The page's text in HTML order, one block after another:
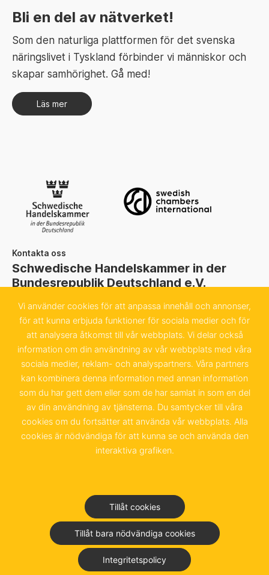
Bli en del av nätverket!
Som den naturliga plattformen för det svenska
näringslivet i Tyskland förbinder vi människor och
skapar samhörighet. Gå med!
Läs mer
Kontakta oss
Schwedische Handelskammer in der
Bundesrepublik Deutschland e.V.
Sachsenstraße 6
20097 Hamburg
+49 40 655 874 0
info@schwedenkammer.de
Impressum
Junior Chamber Club
Vi använder cookies för att anpassa innehåll och annonser,
för att kunna erbjuda funktioner för sociala medier och för
att analysera åtkomst till vår webbplats. Vi delar också
information om din användning av vår webbplats med våra
sociala medier, reklam- och analyspartners. Våra partners
kan kombinera denna information med annan information
som du har gett dem eller som de har samlat in som en del
av din användning av tjänsterna. Du samtycker till våra
cookies om du fortsätter att använda vår webbplats. Alla
cookies är nödvändiga för att kunna se och använda den
interaktiva grafiken.
Tillåt cookies
Tillåt bara nödvändiga cookies
Integritetspolicy